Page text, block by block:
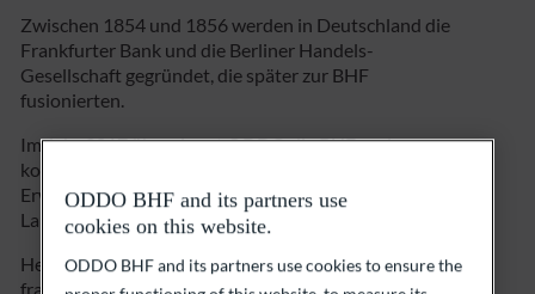
Zwischen 1854 und 1856 werden in Deutschland die
Frankfurter Bank und die Berliner Handels-
Gesellschaft gegründet, die später zur BHF
fusionierten.
Im Jahr 2017 übernimmt ODDO die BHF und
konsolidiert 2020 ihre Position in der Schweiz mit dem
Erwerb der Landolt & Cie mit Niederlassungen in
Lausanne und Genf.
Heute ist ODDO BHF die größte deutsch-
französische inhabergeführte Privatbank; seit fünf
ODDO BHF and its partners use
cookies on this website.
ODDO BHF and its partners use cookies to ensure the